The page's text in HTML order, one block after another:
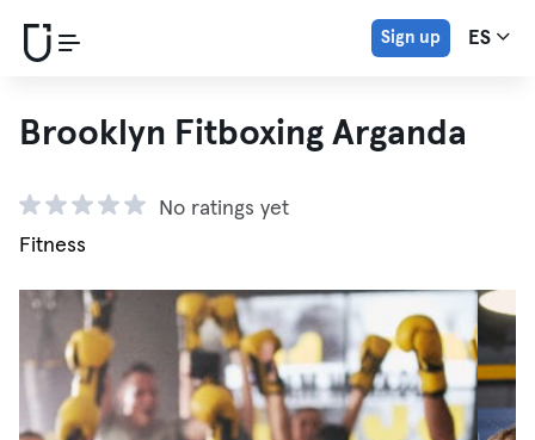
Sign up ES
Brooklyn Fitboxing Arganda
No ratings yet
Fitness